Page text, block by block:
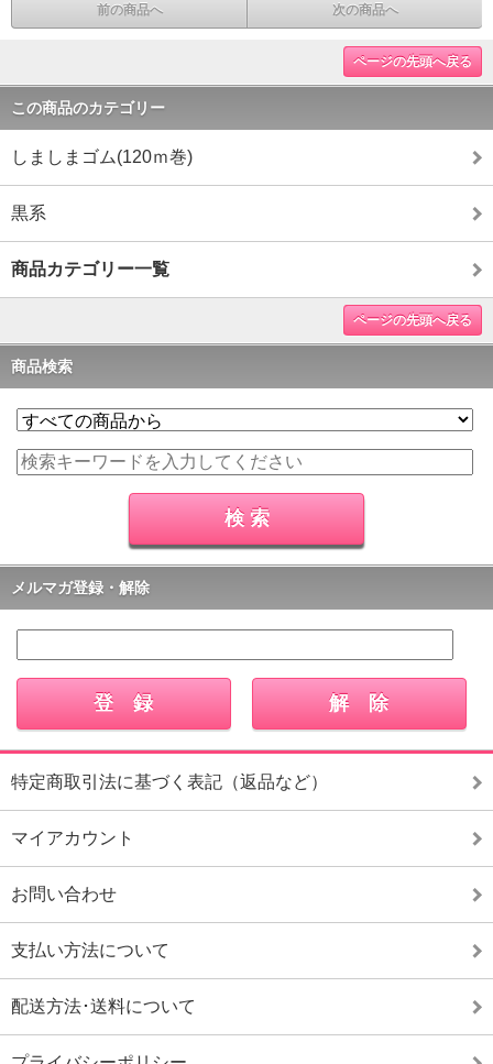
前の商品へ 次の商品へ
ページの先頭へ戻る
この商品のカテゴリー
しましまゴム(120ｍ巻)
黒系
商品カテゴリー一覧
ページの先頭へ戻る
商品検索
メルマガ登録・解除
特定商取引法に基づく表記（返品など）
マイアカウント
お問い合わせ
支払い方法について
配送方法･送料について